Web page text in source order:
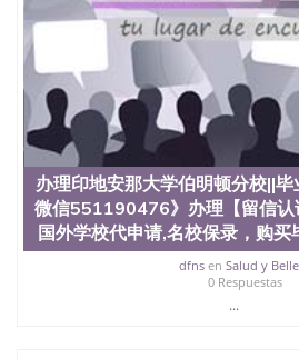
位认证、留学生学历认证、留学
凭学历、美国文凭学历、澳洲文
学历、新西兰学历认证等
551190476 圣何塞州立大学毕业
University）圣何塞州立大学毕业
University）圣何塞州立大学毕业
University）圣何塞州立大学成绩
University）圣何塞州立大学成绩
University）圣何塞州立大学成绩
University）成绩单圣何塞州立大
State University）圣何塞州立大学
University）圣何塞州立大学（
University）圣何塞州立大学（
University）圣何塞州立大学（
University）圣何塞州立大学文凭
办理印地安那大学伯明顿分校||
微信551190476》办理【留信认
国外学校代申请,名校保录，购
dfnsen Salud y
0 Respuestas
...